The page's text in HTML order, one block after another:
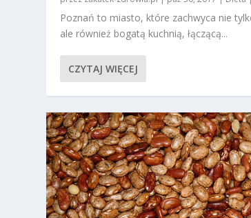
Poznań to miasto, które zachwyca nie
ale również bogatą kuchnią, łączącą...
CZYTAJ WIĘCEJ